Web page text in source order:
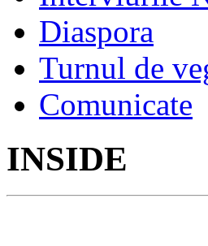
Diaspora
Turnul de
Comunicate
INSIDE